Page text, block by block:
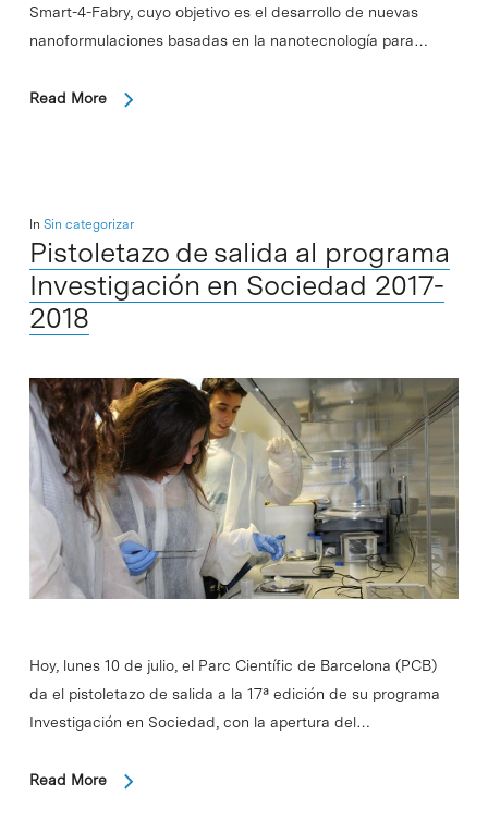
Smart-4-Fabry, cuyo objetivo es el desarrollo de nuevas
nanoformulaciones basadas en la nanotecnología para…
Read More
In Sin categorizar
Pistoletazo de salida al programa
Investigación en Sociedad 2017-
2018
Hoy, lunes 10 de julio, el Parc Científic de Barcelona (PCB)
da el pistoletazo de salida a la 17ª edición de su programa
Investigación en Sociedad, con la apertura del…
Read More